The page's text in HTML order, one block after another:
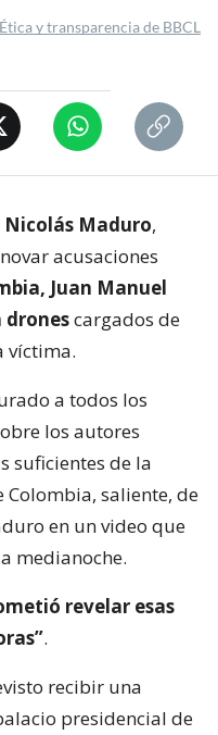
Ética y transparencia de BBCL
Nicolás Maduro,
acusaciones
Juan Manuel
cargados de
víctima.
a todos los
los autores
suficientes de la
saliente, de
en un video que
medianoche.
revelar esas
.
recibir una
presidencial de